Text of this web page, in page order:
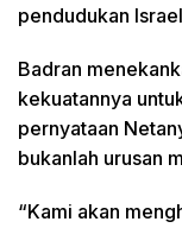
pendudukan
Badran
kekuatannya
pernyataan
bukanlah urusan
“Kami akan